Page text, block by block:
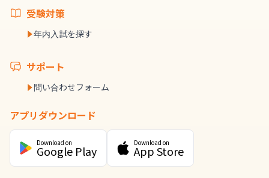
受験対策
年内入試を探す
サポート
問い合わせフォーム
アプリダウンロード
Download on
Google Play
Download on
App Store